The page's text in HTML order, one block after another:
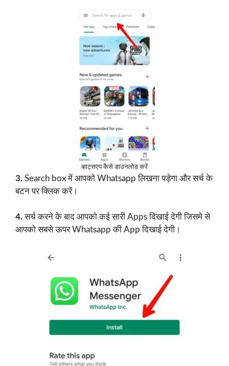
व्हाट्सएप कैसे डाउनलोड करें
3. Search box में आपको Whatsapp लिखना पड़ेगा और सर्च के
बटन पर क्लिक करें।
4.सर्च करने के बाद आपको कई सारी Apps दिखाई देगी जिसमे से
आपको सबसे ऊपर Whatsapp की App दिखाई देगी।